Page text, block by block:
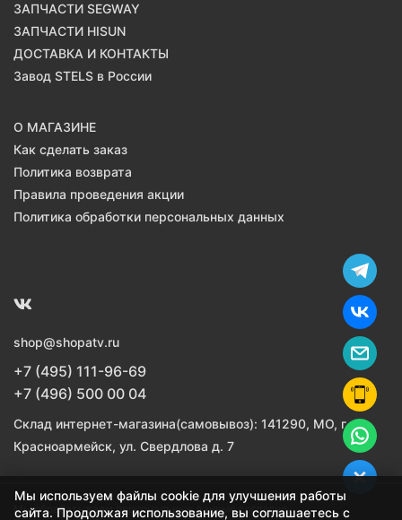
ЗАПЧАСТИ SEGWAY
ЗАПЧАСТИ HISUN
ДОСТАВКА И КОНТАКТЫ
Завод STELS в России
О МАГАЗИНЕ
Как сделать заказ
Политика возврата
Правила проведения акции
Политика обработки персональных данных
shop@shopatv.ru
+7 (495) 111-96-69
+7 (496) 500 00 04
Склад интернет-магазина(самовывоз): 141290, МО, г.
Красноармейск, ул. Свердлова д. 7
Мы обрабатываем персональные данные согласно
Мы используем файлы cookie для улучшения работы
сайта. Продолжая использование, вы соглашаетесь с